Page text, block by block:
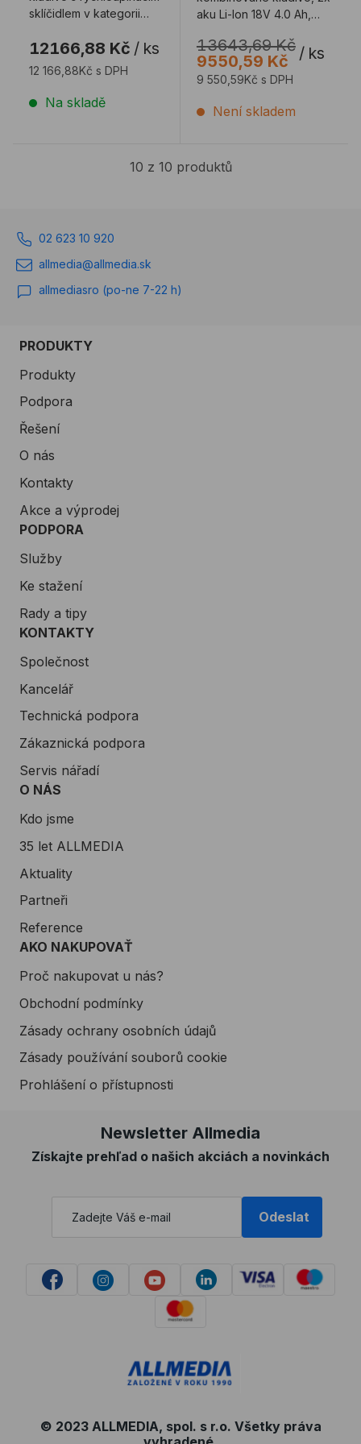
sklíčidlem v kategorii
SDS plus. S ...
12166,88 Kč / ks
12 166,88Kč s DPH
Na skladě
aku Li-Ion 18V 4.0 Ah,
13643,69 Kč
9550,59 Kč
/ ks
9 550,59Kč s DPH
Není skladem
10 z 10 produktů
02 623 10 920
allmedia@allmedia.sk
allmediasro (po-ne 7-22 h)
PRODUKTY
Produkty
Podpora
Řešení
O nás
Kontakty
Akce a výprodej
PODPORA
Služby
Ke stažení
Rady a tipy
KONTAKTY
Společnost
Kancelář
Technická podpora
Zákaznická podpora
Servis nářadí
O NÁS
Kdo jsme
35 let ALLMEDIA
Aktuality
Partneři
Reference
AKO NAKUPOVAŤ
Proč nakupovat u nás?
Obchodní podmínky
Zásady ochrany osobních údajů
Zásady používání souborů cookie
Prohlášení o přístupnosti
Newsletter Allmedia
Získajte prehľad o našich akciách a novinkách
Odeslat
© 2023 ALLMEDIA, spol. s r.o. Všetky práva